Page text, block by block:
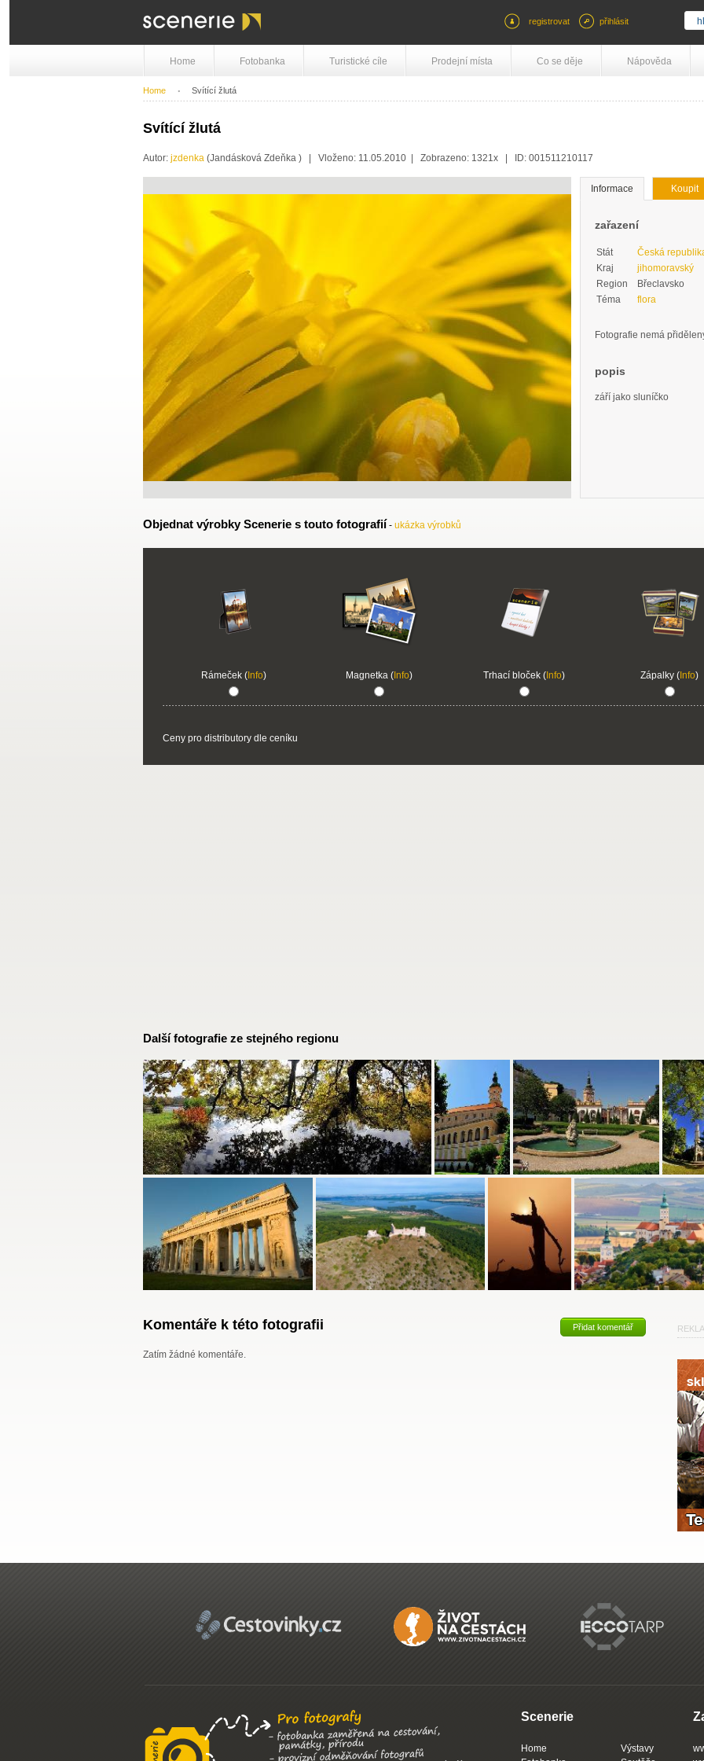
registrovat přihlásit
Home Fotobanka Turistické cíle Prodejní místa Co se děje Nápověda
Home Svítící žlutá
Svítící žlutá
Autor: jzdenka (Jandásková Zdeňka ) | Vloženo: 11.05.2010 | Zobrazeno: 1321x | ID: 001511210117
zařazení
Stát
Česká
Kraj
jihomoravský
Region
Břeclavsko
Téma
flora
Fotografie nemá
popis
září jako sluníčko
Informace Koupit
Objednat výrobky Scenerie s touto fotografií - ukázka výrobků
Rámeček (Info) Magnetka (Info) Trhací bloček ( Info) Zápalky ( Info)
Ceny pro distributory dle ceníku
Další fotografie ze stejného regionu
Komentáře k této fotografii Přidat komentář
Zatím žádné komentáře.
Scenerie
Home
Výstavy